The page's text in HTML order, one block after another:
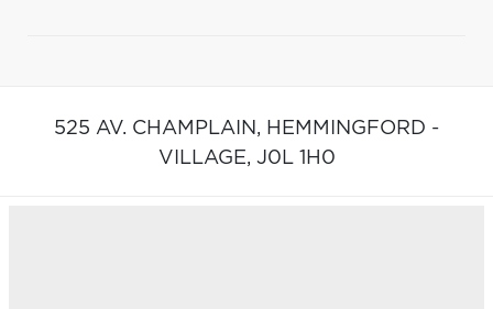
525 AV. CHAMPLAIN, HEMMINGFORD -
VILLAGE, J0L 1H0